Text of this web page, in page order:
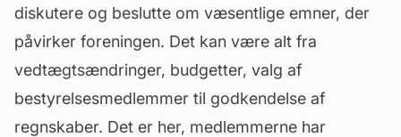
diskutere og beslutte om væsentlige emner, der
påvirker foreningen. Det kan være alt fra
vedtægtsændringer, budgetter, valg af
bestyrelsesmedlemmer til godkendelse af
regnskaber. Det er her, medlemmerne har